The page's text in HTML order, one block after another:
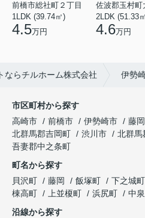
前橋市総社町２丁目
1LDK (39.74㎡)
4.5万円
佐波郡玉村町
2LDK (51.33
4.6万円
ならチルホーム株式会社 伊勢
市区町村から探す
高崎市
前橋市 伊勢崎市 藤
北群馬郡吉岡町
渋川市 北群馬
吾妻郡中之条町
町名から探す
貝沢町
藤岡 飯塚町 下之城町
棟高町
上並榎町 浜尻町
中
沿線から探す